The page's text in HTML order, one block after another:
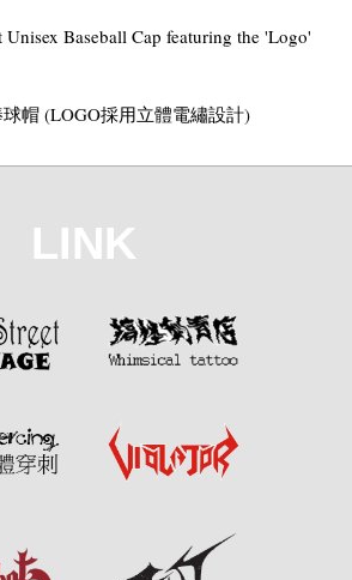
Baseball Cap featuring the 'Logo'
帽 (LOGO採用立體電繡設計)
LINK